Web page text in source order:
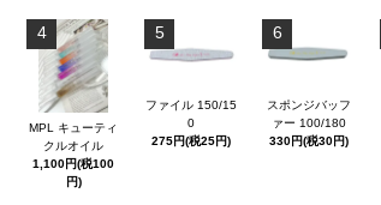
4
MPL キューティ
クルオイル
1,100円(税100
円)
5
ファイル 150/15
0
275円(税25円)
6
スポンジバッフ
ァー 100/180
330円(税30円)